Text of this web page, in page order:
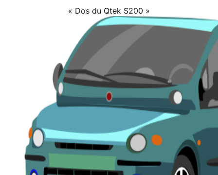
« Dos du Qtek S200 »